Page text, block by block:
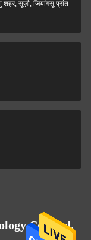
शहर, सूज़ौ, जियांगसू प्रांत
Co., Ltd.